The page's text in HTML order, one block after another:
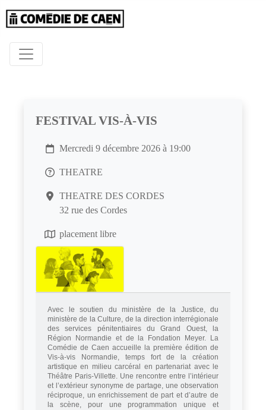
FESTIVAL VIS-À-VIS
Mercredi 9 décembre 2026 à 19:00
THEATRE
THEATRE DES CORDES
32 rue des Cordes
placement libre
Avec le soutien du ministère de la Justice, du
ministère de la Culture, de la direction interrégionale
des services pénitentiaires du Grand Ouest, la
Région Normandie et de la Fondation Meyer. La
Comédie de Caen accueille la première édition de
Vis-à-vis Normandie, temps fort de la création
artistique en milieu carcéral en partenariat avec le
Théâtre Paris-Villette. Une rencontre entre l’intérieur
et l’extérieur synonyme de partage, une observation
réciproque, un enrichissement de part et d’autre de
la scène, pour une programmation unique et